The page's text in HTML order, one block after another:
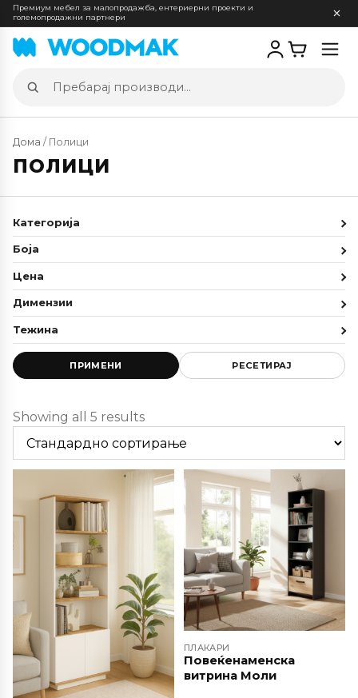
Премиум мебел за малопродажба, ентериерни проекти и
големопродажни партнери
Пребарај
производи
Дома / Полици
ПОЛИЦИ
Категорија
Боја
Цена
Димензии
Тежина
ПРИМЕНИ РЕСЕТИРАЈ
Showing all 5 results
ПЛАКАРИ
Повеќенаменска
витрина Моли